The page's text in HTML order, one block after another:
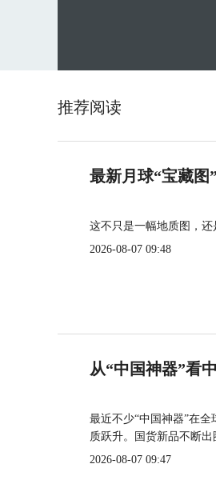
推荐阅读
最新月球“宝藏图
这不只是一幅地质图，还
2026-08-07 09:48
从“中国神器”看
最近不少“中国神器”在
质跃升。国货新品不断
2026-08-07 09:47